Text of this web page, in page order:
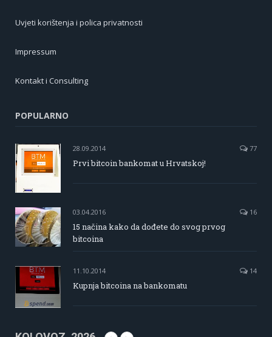
Uvjeti korištenja i polica privatnosti
Impressum
Kontakt i Consulting
POPULARNO
28.09.2014 77
Prvi bitcoin bankomat u Hrvatskoj!
03.04.2016 16
15 načina kako da dođete do svog prvog
bitcoina
11.10.2014 14
Kupnja bitcoina na bankomatu